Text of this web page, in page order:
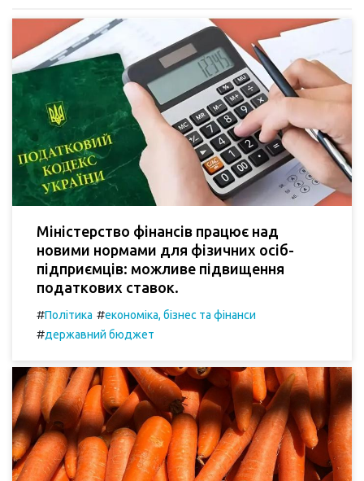
Міністерство фінансів працює над
новими нормами для фізичних осіб-
підприємців: можливе підвищення
податкових ставок.
#Політика #економіка, бізнес та фінанси
#державний бюджет